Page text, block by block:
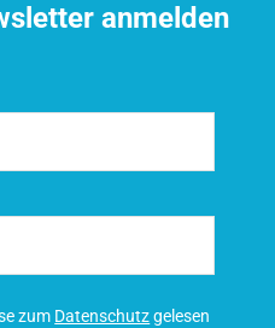
anmelden
zum Datenschutzgelesen